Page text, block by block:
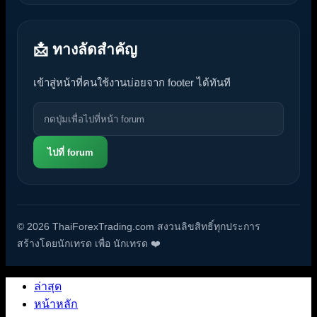
📩 ทางลัดสำคัญ
เข้าสู่หน้าที่คนใช้งานบ่อยจาก footer ได้ทันที
ไปที่ forum
© 2026 ThaiForexTrading.com สงวนลิขสิทธิ์ทุกประการ
สร้างโดยนักเทรด เพื่อ นักเทรด ❤️
ล่าสุด
หน้าหลัก